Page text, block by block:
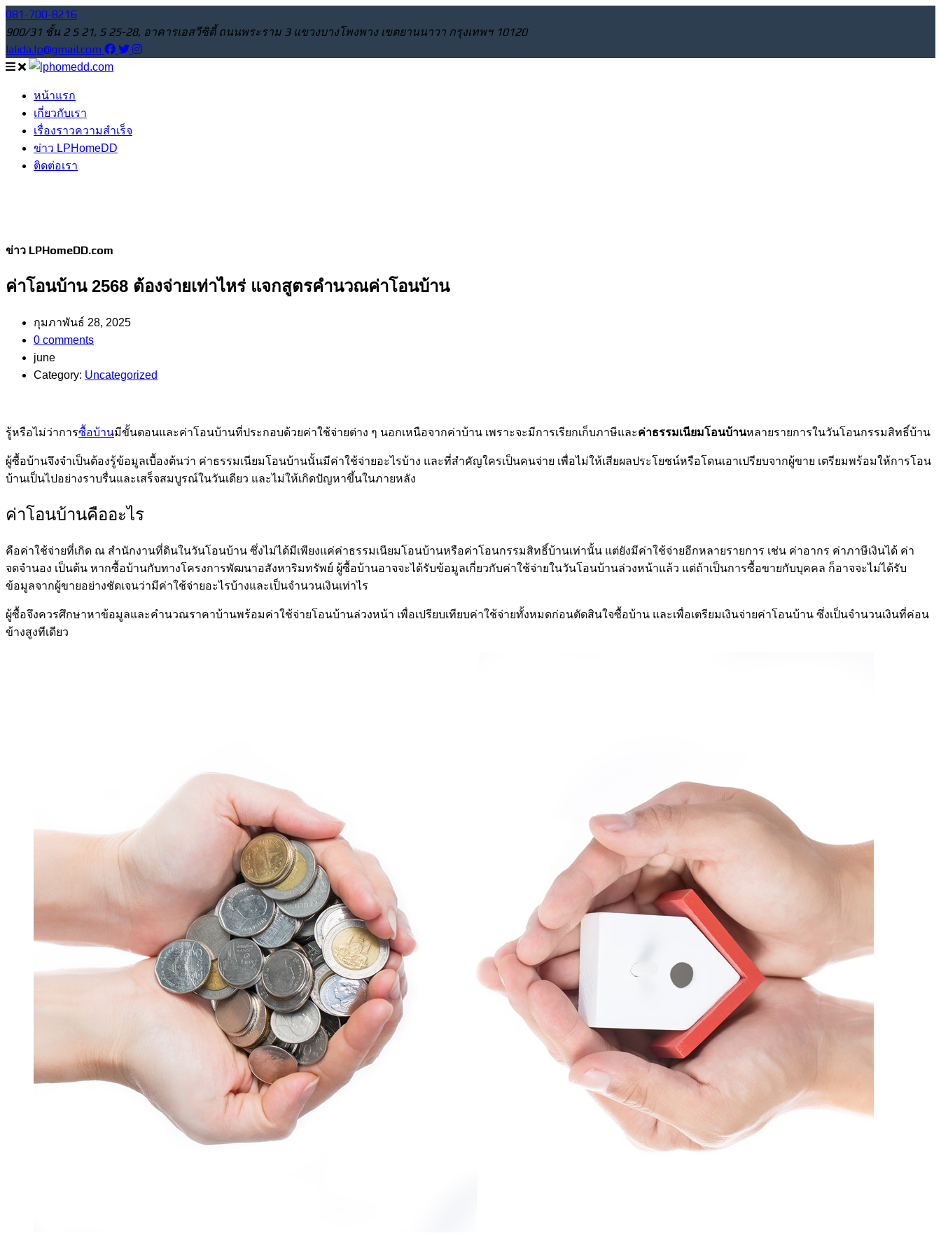
081-700-8216
900/31 ชั้น 2 S 21, S 25-28, อาคารเอสวีซิตี้ ถนนพระราม 3 แขวงบางโพงพาง เขตยานนาวา กรุงเทพฯ 10120
lalida.lp@gmail.com
หน้าแรก
เกี่ยวกับเรา
เรื่องราวความสำเร็จ
ข่าว LPHomeDD
ติดต่อเรา
ข่าว LPHomeDD.com
ค่าโอนบ้าน 2568 ต้องจ่ายเท่าไหร่ แจกสูตรคำนวณค่าโอนบ้าน
กุมภาพันธ์ 28, 2025
0 comments
june
Category: Uncategorized
รู้หรือไม่ว่าการซื้อบ้านมีขั้นตอนและค่าโอนบ้านที่ประกอบด้วยค่าใช้จ่ายต่าง ๆ นอกเหนือจากค่าบ้าน เพราะจะมีการเรียกเก็บภาษีและค่าธรรมเนียมโอนบ้านหลายรายการในวันโอนกรรมสิทธิ์บ้าน
ผู้ซื้อบ้านจึงจำเป็นต้องรู้ข้อมูลเบื้องต้นว่า ค่าธรรมเนียมโอนบ้านนั้นมีค่าใช้จ่ายอะไรบ้าง และที่สำคัญใครเป็นคนจ่าย เพื่อไม่ให้เสียผลประโยชน์หรือโดนเอาเปรียบจากผู้ขาย เตรียมพร้อมให้การโอน
บ้านเป็นไปอย่างราบรื่นและเสร็จสมบูรณ์ในวันเดียว และไม่ให้เกิดปัญหาขึ้นในภายหลัง
ค่าโอนบ้านคืออะไร
คือค่าใช้จ่ายที่เกิด ณ สำนักงานที่ดินในวันโอนบ้าน ซึ่งไม่ได้มีเพียงแค่ค่าธรรมเนียมโอนบ้านหรือค่าโอนกรรมสิทธิ์บ้านเท่านั้น แต่ยังมีค่าใช้จ่ายอีกหลายรายการ เช่น ค่าอากร ค่าภาษีเงินได้ ค่า
จดจำนอง เป็นต้น หากซื้อบ้านกับทางโครงการพัฒนาอสังหาริมทรัพย์ ผู้ซื้อบ้านอาจจะได้รับข้อมูลเกี่ยวกับค่าใช้จ่ายในวันโอนบ้านล่วงหน้าแล้ว แต่ถ้าเป็นการซื้อขายกับบุคคล ก็อาจจะไม่ได้รับ
ข้อมูลจากผู้ขายอย่างชัดเจนว่ามีค่าใช้จ่ายอะไรบ้างและเป็นจำนวนเงินเท่าไร
ผู้ซื้อจึงควรศึกษาหาข้อมูลและคำนวณราคาบ้านพร้อมค่าใช้จ่ายโอนบ้านล่วงหน้า เพื่อเปรียบเทียบค่าใช้จ่ายทั้งหมดก่อนตัดสินใจซื้อบ้าน และเพื่อเตรียมเงินจ่ายค่าโอนบ้าน ซึ่งเป็นจำนวนเงินที่ค่อน
ข้างสูงทีเดียว